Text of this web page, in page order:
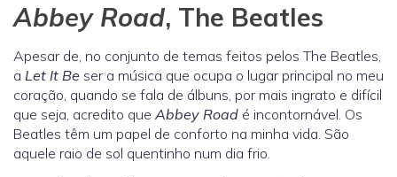
Abbey Road, The Beatles
Apesar de, no conjunto de temas feitos pelos The Beatles,
a Let It Be ser a música que ocupa o lugar principal no meu
coração, quando se fala de álbuns, por mais ingrato e difícil
que seja, acredito que Abbey Road é incontornável. Os
Beatles têm um papel de conforto na minha vida. São
aquele raio de sol quentinho num dia frio.